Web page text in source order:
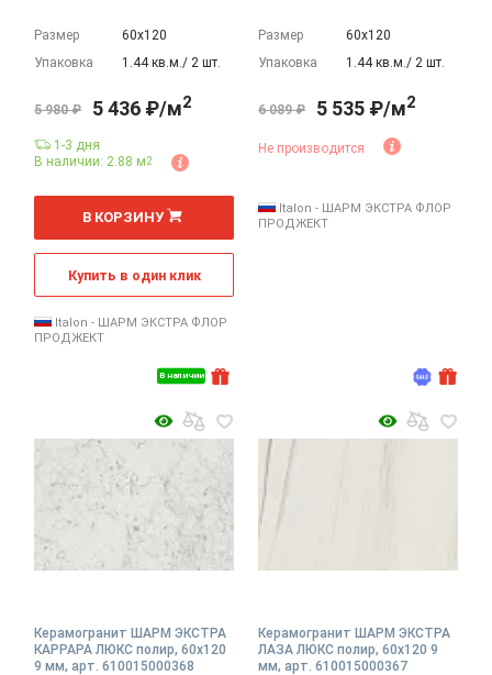
Размер
60х120
Упаковка
1.44 кв.м./ 2 шт.
В наличии
5 980 ₽ 5 436 ₽/м2
1-3 дня
В наличии: 2.88 м2
м
В КОРЗИНУ
Купить в один клик
Italon - ШАРМ ЭКСТРА ФЛОР
ПРОДЖЕКТ
Размер
60х120
Упаковка
1.44 кв.м./ 2 шт.
6 089 ₽ 5 535 ₽/м2
Не производится
Italon - ШАРМ ЭКСТРА ФЛОР
ПРОДЖЕКТ
Керамогранит ШАРМ ЭКСТРА
КАРРАРА ЛЮКС полир, 60x120
9 мм, арт. 610015000368
Керамогранит ШАРМ ЭКСТРА
ЛАЗА ЛЮКС полир, 60x120 9
мм, арт. 610015000367